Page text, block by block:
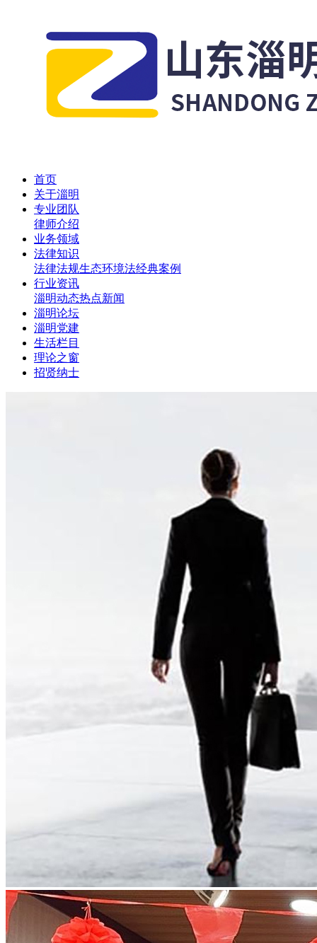
首页
关于淄明
专业团队
律师介绍
业务领域
法律知识
法律法规生态环境法经典案例
行业资讯
淄明动态热点新闻
淄明论坛
淄明党建
生活栏目
理论之窗
招贤纳士